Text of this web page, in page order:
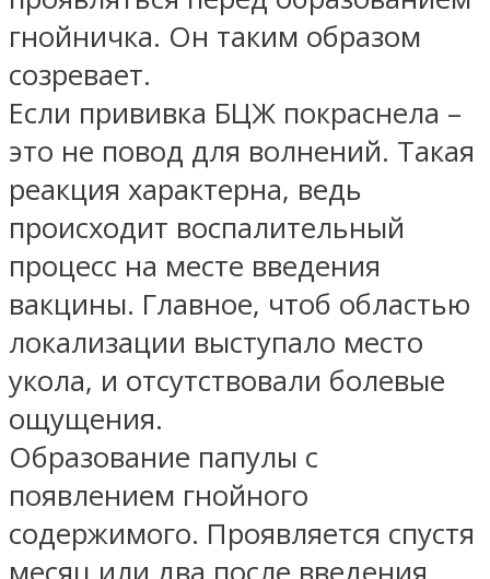
гнойничка. Он таким образом
созревает.
Если прививка БЦЖ покраснела –
это не повод для волнений. Такая
реакция характерна, ведь
происходит воспалительный
процесс на месте введения
вакцины. Главное, чтоб областью
локализации выступало место
укола, и отсутствовали болевые
ощущения.
Образование папулы с
появлением гнойного
содержимого. Проявляется спустя